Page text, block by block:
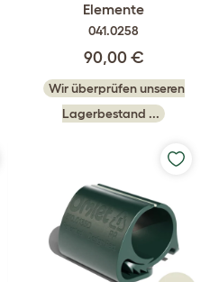
Elemente
041.0258
90,00 €
Wir überprüfen unseren
Lagerbestand ...